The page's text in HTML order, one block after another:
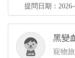
提問日期：
黑變
寵物